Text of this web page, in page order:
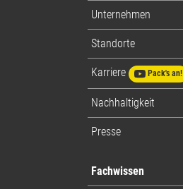
Unternehmen
Standorte
Karriere Pack's an!
Nachhaltigkeit
Presse
Fachwissen